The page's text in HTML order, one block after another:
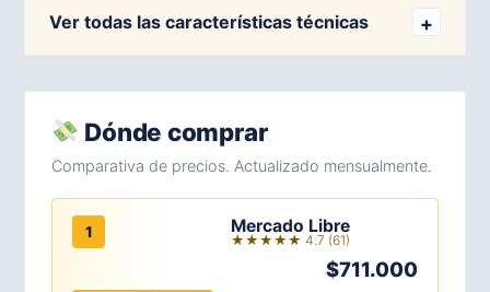
Ver todas las características técnicas
Dónde comprar
Comparativa de precios. Actualizado mensualmente.
1 Mercado Libre
★★★★★ 4.7 (61)
$711.000